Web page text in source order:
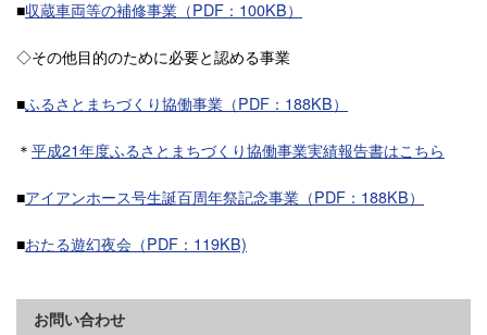
■収蔵車両等の補修事業（PDF：100KB）
◇その他目的のために必要と認める事業
■ふるさとまちづくり協働事業（PDF：188KB）
＊平成21年度ふるさとまちづくり協働事業実績報告書はこちら
■アイアンホース号生誕百周年祭記念事業（PDF：188KB）
■おたる遊幻夜会（PDF：119KB)
お問い合わせ